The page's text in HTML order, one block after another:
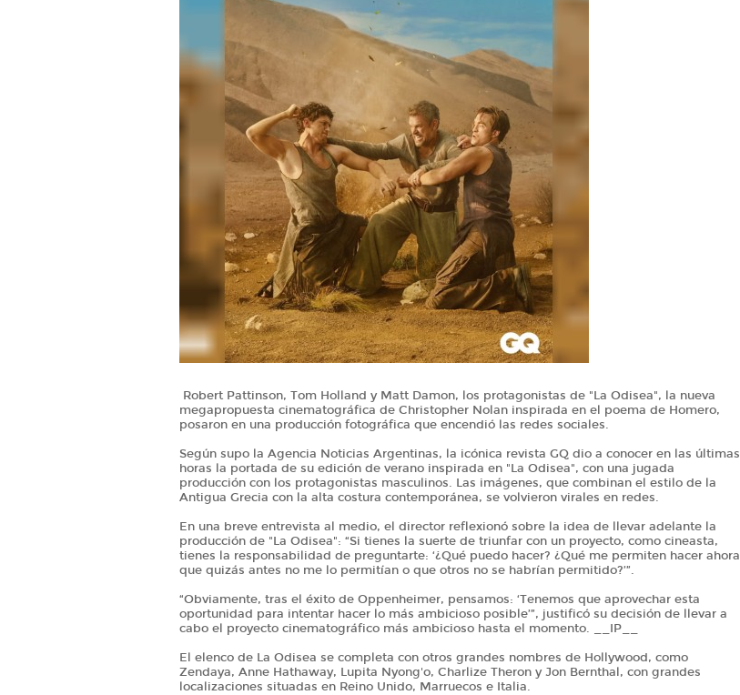
Robert Pattinson, Tom Holland y Matt Damon, los protagonistas de "La Odisea", la nueva
megapropuesta cinematográfica de Christopher Nolan inspirada en el poema de Homero,
posaron en una producción fotográfica que encendió las redes sociales.
Según supo la Agencia Noticias Argentinas, la icónica revista GQ dio a conocer en las últimas
horas la portada de su edición de verano inspirada en "La Odisea", con una jugada
producción con los protagonistas masculinos. Las imágenes, que combinan el estilo de la
Antigua Grecia con la alta costura contemporánea, se volvieron virales en redes.
En una breve entrevista al medio, el director reflexionó sobre la idea de llevar adelante la
producción de "La Odisea": “Si tienes la suerte de triunfar con un proyecto, como cineasta,
tienes la responsabilidad de preguntarte: ‘¿Qué puedo hacer? ¿Qué me permiten hacer ahora
que quizás antes no me lo permitían o que otros no se habrían permitido?’”.
“Obviamente, tras el éxito de Oppenheimer, pensamos: ‘Tenemos que aprovechar esta
oportunidad para intentar hacer lo más ambicioso posible’”, justificó su decisión de llevar a
cabo el proyecto cinematográfico más ambicioso hasta el momento. __IP__
El elenco de La Odisea se completa con otros grandes nombres de Hollywood, como
Zendaya, Anne Hathaway, Lupita Nyong'o, Charlize Theron y Jon Bernthal, con grandes
localizaciones situadas en Reino Unido, Marruecos e Italia.